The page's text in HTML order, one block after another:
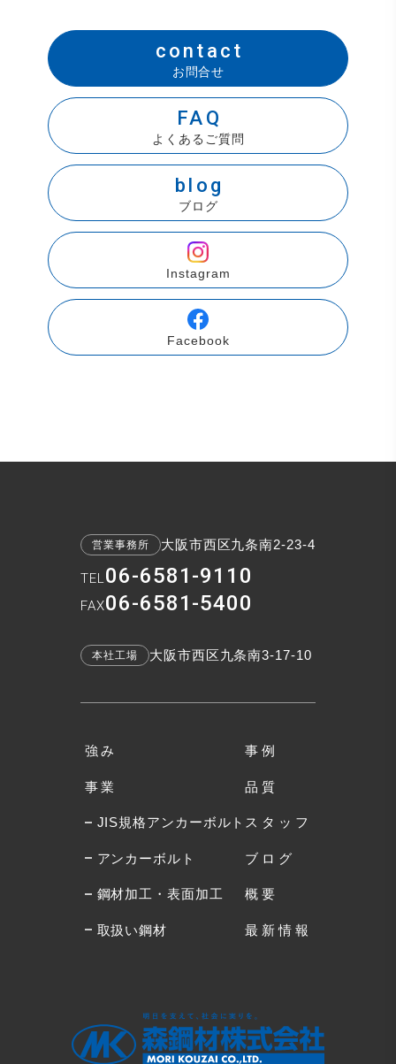
contact
お問合せ
FAQ
よくあるご質問
blog
ブログ
Instagram
Facebook
営業事務所 大阪市西区九条南2-23-4
TEL06-6581-9110
FAX06-6581-5400
本社工場 大阪市西区九条南3-17-10
強み
事業
JIS規格アンカーボルト
アンカーボルト
鋼材加工・表面加工
取扱い鋼材
事例
品質
スタッフ
ブログ
概要
最新情報